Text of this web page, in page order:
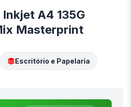
A4 135G
Masterprint
Escritório e Papelaria